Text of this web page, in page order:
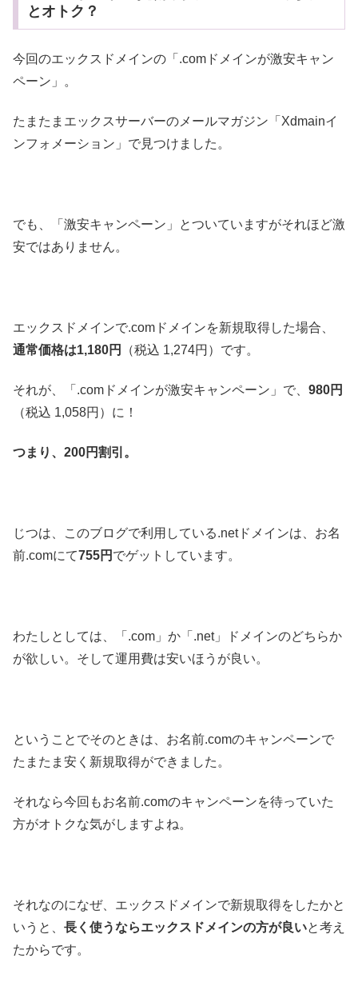
とオトク？
今回のエックスドメインの「.comドメインが激安キャン
ペーン」。
たまたまエックスサーバーのメールマガジン「Xdmainイ
ンフォメーション」で見つけました。
でも、「激安キャンペーン」とついていますがそれほど激
安ではありません。
エックスドメインで.comドメインを新規取得した場合、
通常価格は1,180円
（税込 1,274円）です。
それが、「.comドメインが激安キャンペーン」で、 980円
（税込 1,058円）に！
つまり、200円割引。
じつは、このブログで利用している.netドメインは、お名
前.comにて755円 でゲットしています。
わたしとしては、「.com」か「.net」ドメインのどちらか
が欲しい。そして運用費は安いほうが良い。
ということでそのときは、お名前.comのキャンペーンで
たまたま安く新規取得ができました。
それなら今回もお名前.comのキャンペーンを待っていた
方がオトクな気がしますよね。
それなのになぜ、エックスドメインで新規取得をしたかと
いうと、 長く使うならエックスドメインの方が良いと考え
たからです。